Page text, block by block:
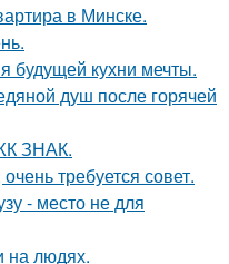
в Минске.
будущей кухни мечты.
душ после горячей
ЗНАК.
требуется совет.
- место не для
на людях.